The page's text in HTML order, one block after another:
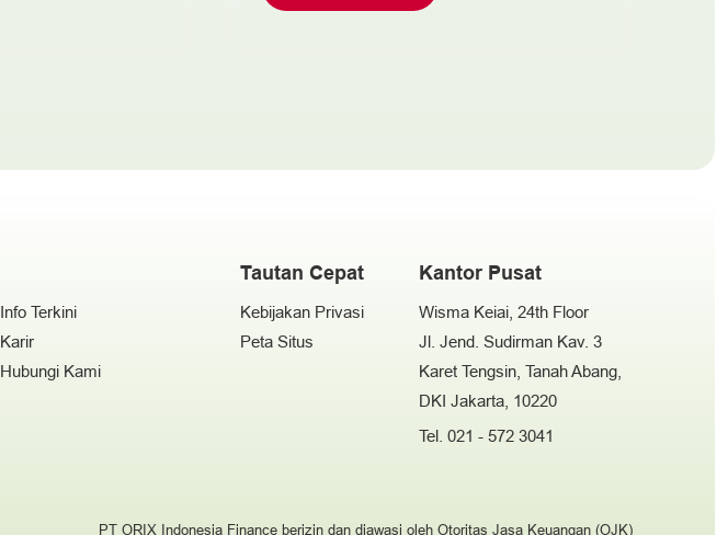
Info Terkini
Karir
Hubungi Kami
Tautan Cepat
Kebijakan Privasi
Peta Situs
Kantor Pusat
Wisma Keiai, 24th Floor
Jl. Jend. Sudirman Kav. 3
Karet Tengsin, Tanah Abang,
DKI Jakarta, 10220
Tel. 021 - 572 3041
PT ORIX Indonesia Finance berizin dan diawasi oleh Otoritas Jasa Keuangan (OJK)